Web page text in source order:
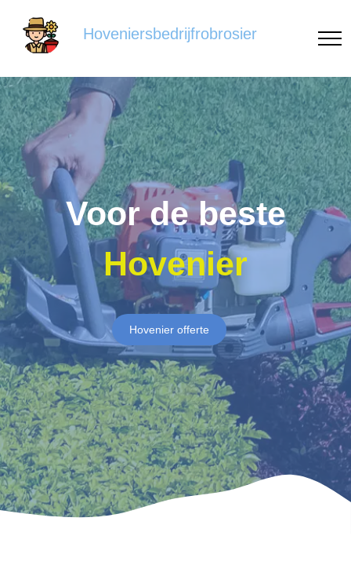
Hoveniersbedrijfrobrosier
Voor de beste
Hovenier
Hovenier offerte